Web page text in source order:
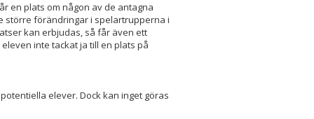
en plats om någon av de antagna
större förändringar i spelartrupperna i
kan erbjudas, så får även ett
inte tackat ja till en plats på
elever. Dock kan inget göras